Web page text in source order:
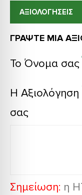
ΑΞΙΟΛΟΓΗΣΕΙΣ
ΓΡΆΨΤΕ ΜΙΑ
Το Όνομα σας
Η Αξιολόγηση
σας
Σημείωση: η